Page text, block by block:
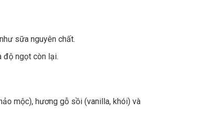
sữa nguyên chất.
độ ngọt còn lại.
mộc), hương gỗ sồi (vanilla, khói) và